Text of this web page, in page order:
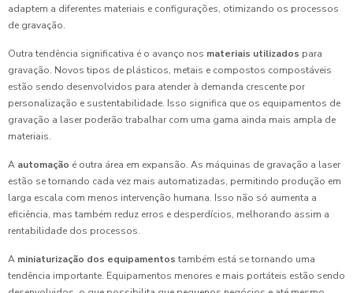
adaptem a diferentes materiais e configurações, otimizando os processos
de gravação.
Outra tendência significativa é o avanço nos materiais utilizados para
gravação. Novos tipos de plásticos, metais e compostos compostáveis
estão sendo desenvolvidos para atender à demanda crescente por
personalização e sustentabilidade. Isso significa que os equipamentos de
gravação a laser poderão trabalhar com uma gama ainda mais ampla de
materiais.
A automação é outra área em expansão. As máquinas de gravação a laser
estão se tornando cada vez mais automatizadas, permitindo produção em
larga escala com menos intervenção humana. Isso não só aumenta a
eficiência, mas também reduz erros e desperdícios, melhorando assim a
rentabilidade dos processos.
A miniaturização dos equipamentos também está se tornando uma
tendência importante. Equipamentos menores e mais portáteis estão sendo